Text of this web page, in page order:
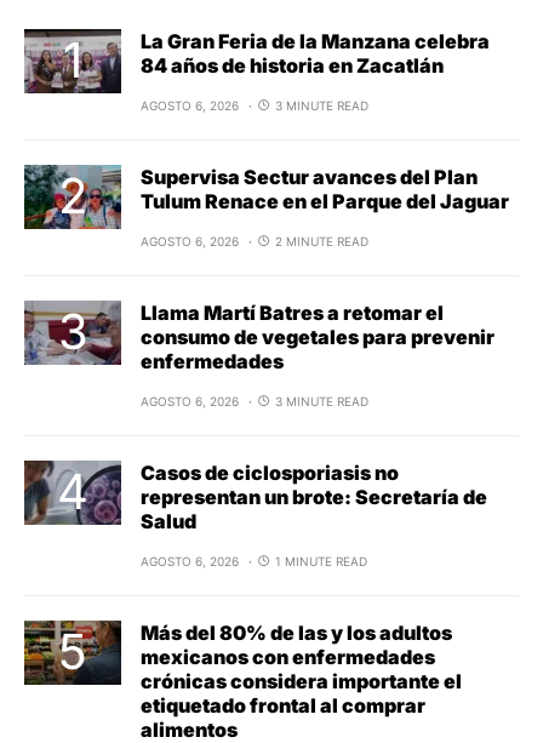
La Gran Feria de la Manzana celebra
84 años de historia en Zacatlán
AGOSTO 6, 2026 3 MINUTE READ
Supervisa Sectur avances del Plan
Tulum Renace en el Parque del Jaguar
AGOSTO 6, 2026 2 MINUTE READ
Llama Martí Batres a retomar el
consumo de vegetales para prevenir
enfermedades
AGOSTO 6, 2026 3 MINUTE READ
Casos de ciclosporiasis no
representan un brote: Secretaría de
Salud
AGOSTO 6, 2026 1 MINUTE READ
Más del 80% de las y los adultos
mexicanos con enfermedades
crónicas considera importante el
etiquetado frontal al comprar
alimentos